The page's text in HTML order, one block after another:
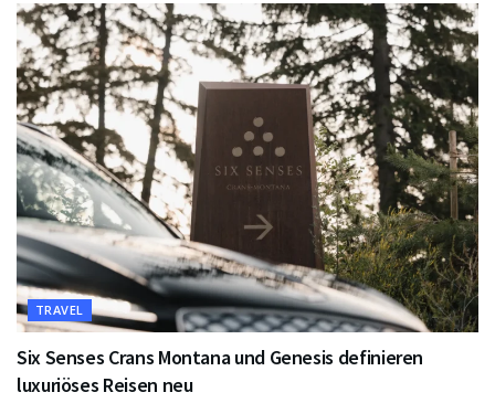
TRAVEL
Six Senses Crans Montana und Genesis definieren
luxuriöses Reisen neu